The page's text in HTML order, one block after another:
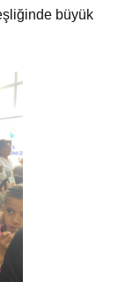
büyük